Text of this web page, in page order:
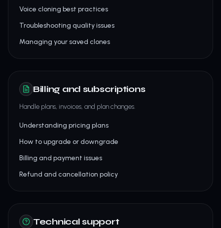
Voice cloning best practices
Troubleshooting quality issues
Managing your saved clones
Billing and subscriptions
Handle plans, invoices, and plan changes.
Understanding pricing plans
How to upgrade or downgrade
Billing and payment issues
Refund and cancellation policy
Technical support